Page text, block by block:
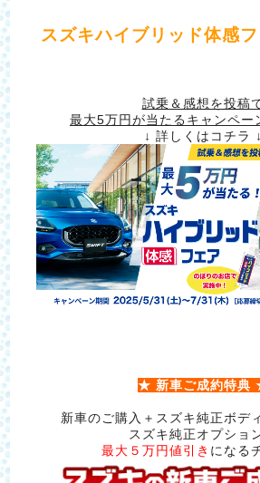
スズキハイブリッド体感
試乗＆感想を投稿
最大5万円が当たるキャンペー
↓ 詳しくはコチラ ↓
★ 新車ご成約特典
新車のご購入＋スズキ純正ボデ
スズキ純正オプショ
最大５万円値引き になる